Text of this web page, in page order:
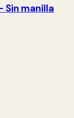
Sin manilla